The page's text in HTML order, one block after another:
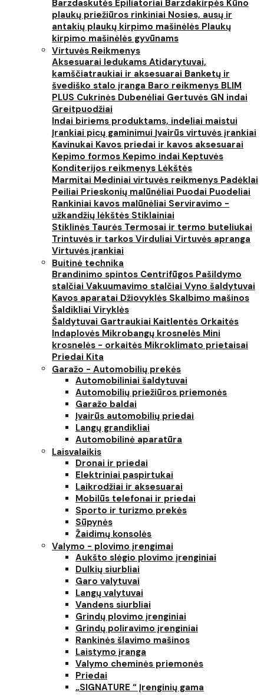
Barzdaskutės Epiliatoriai Barzdakirpės Kūno
plaukų priežiūros rinkiniai Nosies, ausų ir
antakių plaukų kirpimo mašinėlės Plaukų
kirpimo mašinėlės gyvūnams
Virtuvės Reikmenys
Aksesuarai ledukams Atidarytuvai,
kamščiatraukiai ir aksesuarai Banketų ir
švediško stalo įranga Baro reikmenys BLIM
PLUS Cukrinės Dubenėliai Gertuvės GN indai
Greitpuodžiai
Indai biriems produktams, indeliai maistui
Įrankiai picų gaminimui Įvairūs virtuvės įrankiai
Kavinukai Kavos priedai ir kavos aksesuarai
Kepimo formos Kepimo indai Keptuvės
Konditerijos reikmenys Lėkštės
Marmitai Mediniai virtuvės reikmenys Padėklai
Peiliai Prieskonių malūnėliai Puodai Puodeliai
Rankiniai kavos malūnėliai Serviravimo -
užkandžių lėkštės Stiklainiai
Stiklinės Taurės Termosai ir termo buteliukai
Trintuvės ir tarkos Virduliai Virtuvės apranga
Virtuvės įrankiai
Buitinė technika
Brandinimo spintos Centrifūgos Pašildymo
stalčiai Vakuumavimo stalčiai Vyno šaldytuvai
Kavos aparatai Džiovyklės Skalbimo mašinos
Šaldikliai Viryklės
Šaldytuvai Gartraukiai Kaitlentės Orkaitės
Indaplovės Mikrobangų krosnelės Mini
krosnelės - orkaitės Mikroklimato prietaisai
Priedai Kita
Garažo - Automobilių prekės
Automobiliniai šaldytuvai
Automobilių priežiūros priemonės
Garažo baldai
Įvairūs automobilių priedai
Langų grandikliai
Automobilinė aparatūra
Laisvalaikis
Dronai ir priedai
Elektriniai paspirtukai
Laikrodžiai ir aksesuarai
Mobilūs telefonai ir priedai
Sporto ir turizmo prekės
Sūpynės
Žaidimų konsolės
Valymo - plovimo įrengimai
Aukšto slėgio plovimo įrenginiai
Dulkių siurbliai
Garo valytuvai
Langų valytuvai
Vandens siurbliai
Grindų plovimo įrenginiai
Grindų poliravimo įrenginiai
Rankinės šlavimo mašinos
Laistymo įranga
Valymo cheminės priemonės
Priedai
„SIGNATURE “ Įrenginių gama